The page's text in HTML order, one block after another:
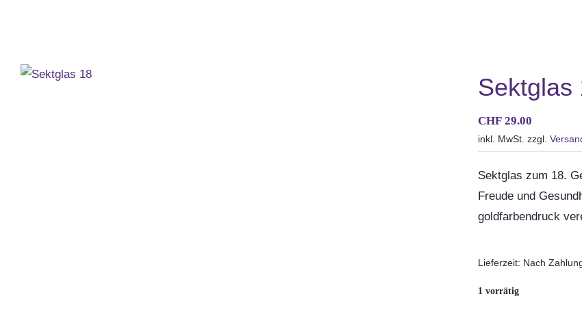
Sektglas
CHF29.00
inkl. MwSt. zzgl.
Sektglas zum 18.
Freude und
goldfarbendruck
Lieferzeit: Nach
1 vorrätig